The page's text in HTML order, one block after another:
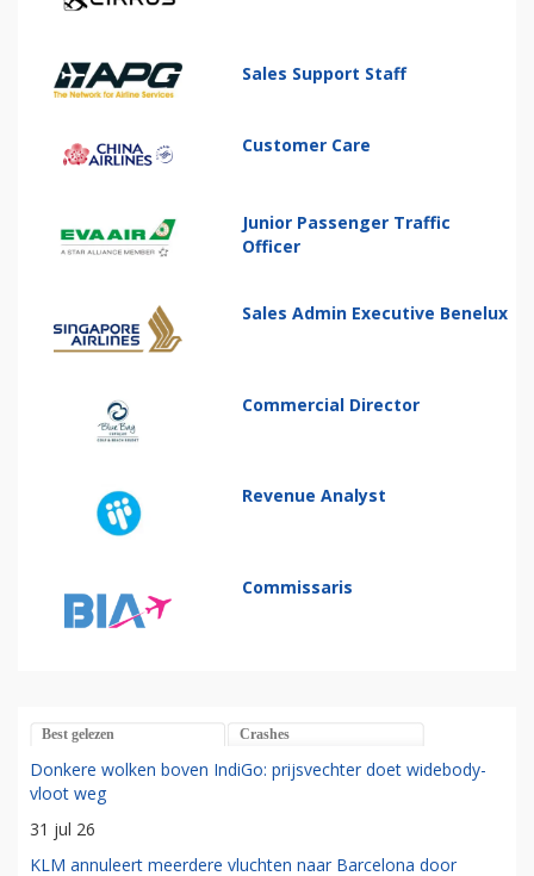
Sales Support Staff
Customer Care
Junior Passenger Traffic
Officer
Sales Admin Executive Benelux
Commercial Director
Revenue Analyst
Commissaris
Best gelezen Crashes
Donkere wolken boven IndiGo: prijsvechter doet widebody-
vloot weg
31 jul 26
KLM annuleert meerdere vluchten naar Barcelona door